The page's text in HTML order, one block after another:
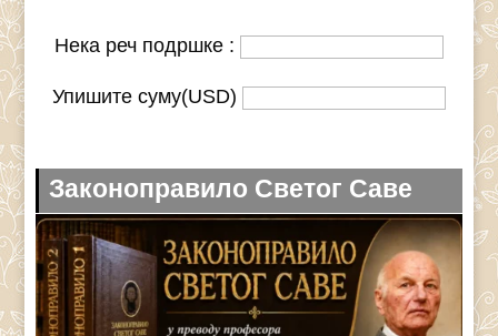
Нека реч подршке :
Упишите суму(USD)
Законоправило Светог Саве